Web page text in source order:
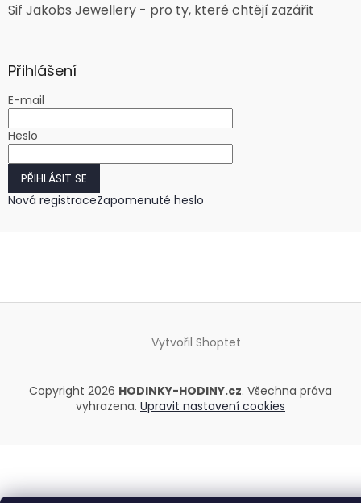
Sif Jakobs Jewellery - pro ty, které chtějí zazářit
Přihlášení
E-mail
Heslo
PŘIHLÁSIT SE
Nová registraceZapomenuté heslo
Vytvořil Shoptet
Copyright 2026 HODINKY-HODINY.cz. Všechna práva
vyhrazena. Upravit nastavení cookies